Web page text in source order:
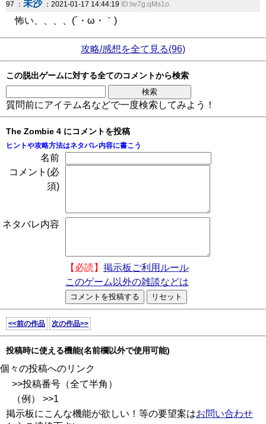
97 ： 未沙：2021-01-17 14:44:19 ID:lw7g.qMs1o
怖い、、、、(´・ω・｀)
攻略/感想を全て見る(96)
この脱出ゲームに対する全てのコメントから検索
質問前にアイテム名などで一度検索してみよう！
The Zombie 4 にコメントを投稿
ヒントや攻略方法はネタバレ内容に書こう
名前
コメント(必
須)
ネタバレ内容
【必読】 掲示板ご利用ルール
このゲーム以外の雑談などは
<<前の作品 次の作品>>
投稿時に使える機能(名前欄以外で使用可能)
個々の投稿へのリンク
>>投稿番号（全て半角）
（例） >>1
掲示板にこんな機能が欲しい！等の要望案はお問い合わせ